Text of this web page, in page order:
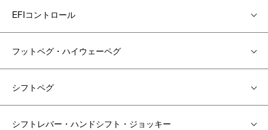
EFIコントロール
フットペグ・ハイウェーペグ
シフトペグ
シフトレバー・ハンドシフト・ジョッキー